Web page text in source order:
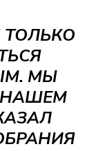
ТОЛЬКО
МЫ
НАШЕМ